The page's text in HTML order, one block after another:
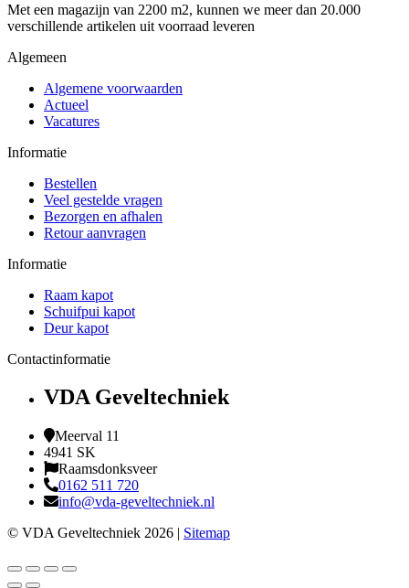
Met een magazijn van 2200 m2, kunnen we meer dan 20.000
verschillende artikelen uit voorraad leveren
Algemeen
Algemene voorwaarden
Actueel
Vacatures
Informatie
Bestellen
Veel gestelde vragen
Bezorgen en afhalen
Retour aanvragen
Informatie
Raam kapot
Schuifpui kapot
Deur kapot
Contactinformatie
VDA Geveltechniek
Meerval 11
4941 SK
Raamsdonksveer
0162 511 720
info@vda-geveltechniek.nl
© VDA Geveltechniek 2026 | Sitemap